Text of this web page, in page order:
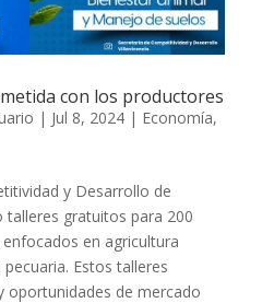
con los productores
| Jul 8, 2024| Economía,
y Desarrollo de
talleres gratuitos para 200
en agricultura
Estos talleres
oportunidades de mercado